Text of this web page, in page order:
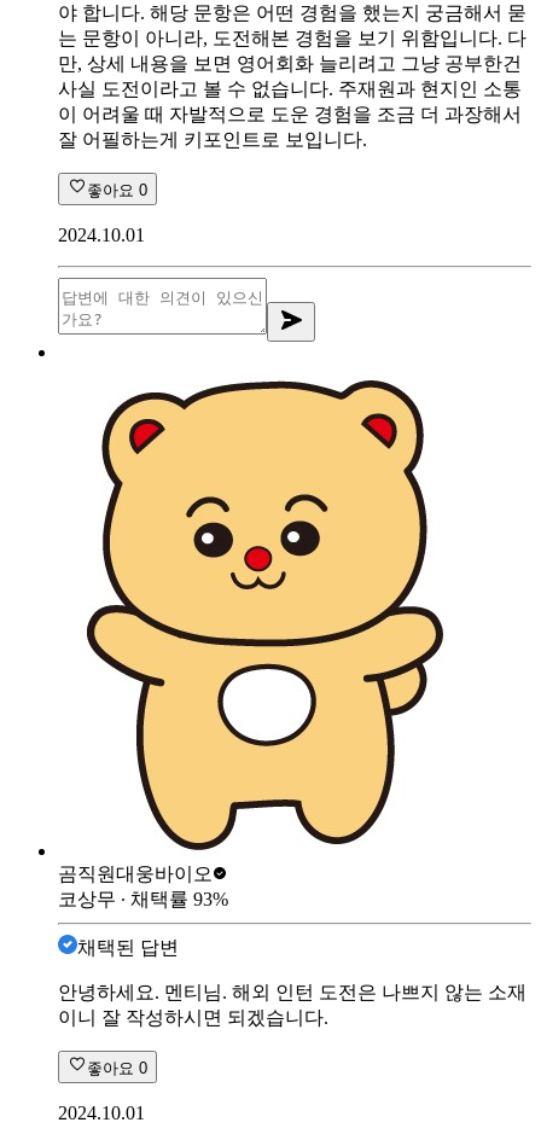
야 합니다. 해당 문항은 어떤 경험을 했는지 궁금해서 묻
는 문항이 아니라, 도전해본 경험을 보기 위함입니다. 다
만, 상세 내용을 보면 영어회화 늘리려고 그냥 공부한건
사실 도전이라고 볼 수 없습니다. 주재원과 현지인 소통
이 어려울 때 자발적으로 도운 경험을 조금 더 과장해서
잘 어필하는게 키포인트로 보입니다.
좋아요 0
2024.10.01
곰직원대웅바이오
코상무 ∙ 채택률 93%
채택된 답변
안녕하세요. 멘티님. 해외 인턴 도전은 나쁘지 않는 소재
이니 잘 작성하시면 되겠습니다.
좋아요 0
2024.10.01